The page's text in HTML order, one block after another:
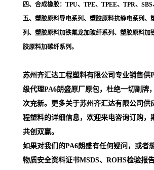
四、合成橡胶：TPU、TPE、TPEE、TPR、
五、塑胶原料导电系列、塑胶原料抗静电系列、
列、塑胶原料加铁氟龙加玻纤系列、塑胶原料加
胶原料加碳纤系列。
苏州齐汇达工程塑料有限公司专业销售供
级代理PA6朗盛原厂原包，杜绝一切副牌
次充新。更多关于苏州齐汇达有限公司供
程塑料的详细信息，欢迎来电咨询订购，
共创双赢。
如果对我们的PA6朗盛有任何疑问，或者
物质安全资料证书MSDS、ROHS检验报告